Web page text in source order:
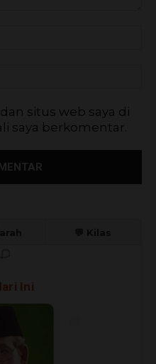
situs web saya di
saya berkomentar.
Ini